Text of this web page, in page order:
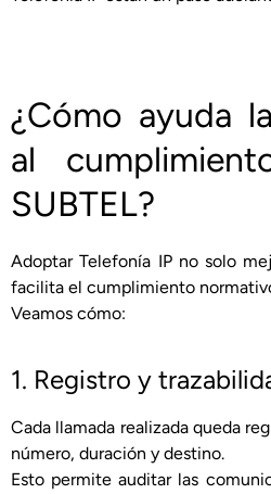
¿Cómo ayuda
al
SUBTEL?
Adoptar Telefonía IP no solo
facilita el cumplimiento
Veamos cómo:
1. Registro y
Cada llamada realizada queda
número, duración y destino.
Esto permite auditar las